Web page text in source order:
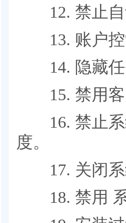
12. 禁止自
13. 账户控
14. 隐藏任
15. 禁用客
16. 禁止系
度。
17. 关闭系
18. 禁用 系